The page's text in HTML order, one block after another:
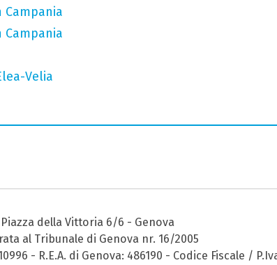
Campania
Campania
Velia
della Vittoria 6/6 - Genova
al Tribunale di Genova nr. 16/2005
- R.E.A. di Genova: 486190 - Codice Fiscale /